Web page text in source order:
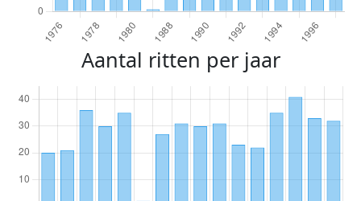
Aantal ritten per jaar